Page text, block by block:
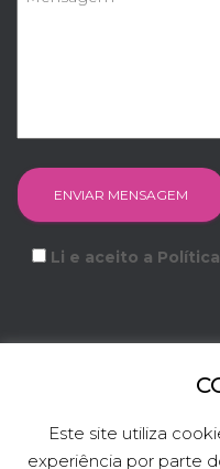
Li e aceito a
Este site utiliza
experiência por parte